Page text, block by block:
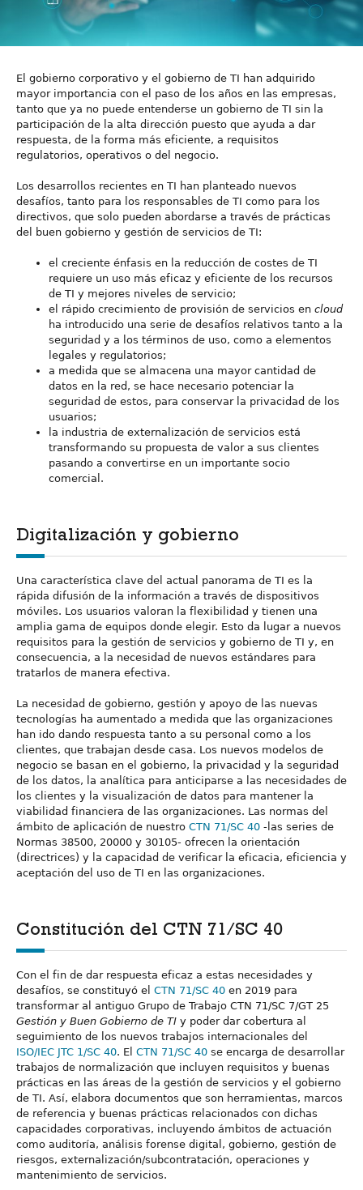
El gobierno corporativo y el gobierno de TI han adquirido
mayor importancia con el paso de los años en las empresas,
tanto que ya no puede entenderse un gobierno de TI sin la
participación de la alta dirección puesto que ayuda a dar
respuesta, de la forma más eficiente, a requisitos
regulatorios, operativos o del negocio.
Los desarrollos recientes en TI han planteado nuevos
desafíos, tanto para los responsables de TI como para los
directivos, que solo pueden abordarse a través de prácticas
del buen gobierno y gestión de servicios de TI:
el creciente énfasis en la reducción de costes de TI
requiere un uso más eficaz y eficiente de los recursos
de TI y mejores niveles de servicio;
el rápido crecimiento de provisión de servicios en cloud
ha introducido una serie de desafíos relativos tanto a la
seguridad y a los términos de uso, como a elementos
legales y regulatorios;
a medida que se almacena una mayor cantidad de
datos en la red, se hace necesario potenciar la
seguridad de estos, para conservar la privacidad de los
usuarios;
la industria de externalización de servicios está
transformando su propuesta de valor a sus clientes
pasando a convertirse en un importante socio
comercial.
Digitalización y gobierno
Una característica clave del actual panorama de TI es la
rápida difusión de la información a través de dispositivos
móviles. Los usuarios valoran la flexibilidad y tienen una
amplia gama de equipos donde elegir. Esto da lugar a nuevos
requisitos para la gestión de servicios y gobierno de TI y, en
consecuencia, a la necesidad de nuevos estándares para
tratarlos de manera efectiva.
La necesidad de gobierno, gestión y apoyo de las nuevas
tecnologías ha aumentado a medida que las organizaciones
han ido dando respuesta tanto a su personal como a los
clientes, que trabajan desde casa. Los nuevos modelos de
negocio se basan en el gobierno, la privacidad y la seguridad
de los datos, la analítica para anticiparse a las necesidades de
los clientes y la visualización de datos para mantener la
viabilidad financiera de las organizaciones. Las normas del
ámbito de aplicación de nuestro CTN 71/SC 40 -las series de
Normas 38500, 20000 y 30105- ofrecen la orientación
(directrices) y la capacidad de verificar la eficacia, eficiencia y
aceptación del uso de TI en las organizaciones.
Constitución del CTN 71/SC 40
Con el fin de dar respuesta eficaz a estas necesidades y
desafíos, se constituyó el CTN 71/SC 40 en 2019 para
transformar al antiguo Grupo de Trabajo CTN 71/SC 7/GT 25
Gestión y Buen Gobierno de TI y poder dar cobertura al
seguimiento de los nuevos trabajos internacionales del
ISO/IEC JTC 1/SC 40. El CTN 71/SC 40 se encarga de desarrollar
trabajos de normalización que incluyen requisitos y buenas
prácticas en las áreas de la gestión de servicios y el gobierno
de TI. Así, elabora documentos que son herramientas, marcos
de referencia y buenas prácticas relacionados con dichas
capacidades corporativas, incluyendo ámbitos de actuación
como auditoría, análisis forense digital, gobierno, gestión de
riesgos, externalización/subcontratación, operaciones y
mantenimiento de servicios.